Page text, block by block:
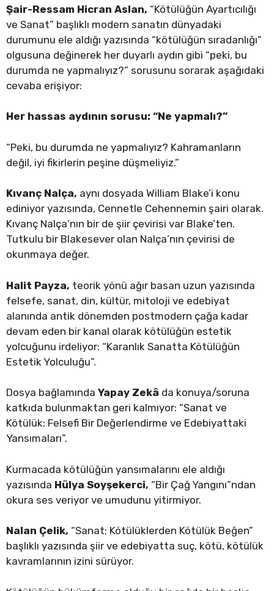
Şair-Ressam Hicran Aslan, “Kötülüğün Ayartıcılığı
ve Sanat” başlıklı modern sanatın dünyadaki
durumunu ele aldığı yazısında “kötülüğün sıradanlığı”
olgusuna değinerek her duyarlı aydın gibi “peki, bu
durumda ne yapmalıyız?” sorusunu sorarak aşağıdaki
cevaba erişiyor:
Her hassas aydının sorusu: “Ne yapmalı?”
“Peki, bu durumda ne yapmalıyız? Kahramanların
değil, iyi fikirlerin peşine düşmeliyiz.”
Kıvanç Nalça, aynı dosyada William Blake’i konu
ediniyor yazısında, Cennetle Cehennemin şairi olarak.
Kıvanç Nalça’nın bir de şiir çevirisi var Blake’ten.
Tutkulu bir Blakesever olan Nalça’nın çevirisi de
okunmaya değer.
Halit Payza, teorik yönü ağır basan uzun yazısında
felsefe, sanat, din, kültür, mitoloji ve edebiyat
alanında antik dönemden postmodern çağa kadar
devam eden bir kanal olarak kötülüğün estetik
yolcuğunu irdeliyor: “Karanlık Sanatta Kötülüğün
Estetik Yolculuğu”.
Dosya bağlamında Yapay Zekâ da konuya/soruna
katkıda bulunmaktan geri kalmıyor: “Sanat ve
Kötülük: Felsefi Bir Değerlendirme ve Edebiyattaki
Yansımaları”.
Kurmacada kötülüğün yansımalarını ele aldığı
yazısında Hülya Soyşekerci, “Bir Çağ Yangını”ndan
okura ses veriyor ve umudunu yitirmiyor.
Nalan Çelik, “Sanat; Kötülüklerden Kötülük Beğen”
başlıklı yazısında şiir ve edebiyatta suç, kötü, kötülük
kavramlarının izini sürüyor.